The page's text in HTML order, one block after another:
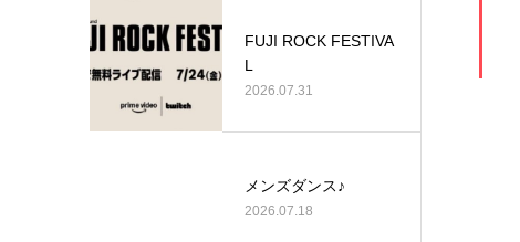
FUJI ROCK FESTIVA
L
2026.07.31
メンズダンス♪
2026.07.18